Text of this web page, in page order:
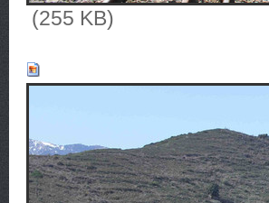
(255 KB)